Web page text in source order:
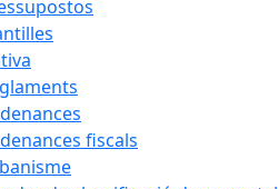
fiscals